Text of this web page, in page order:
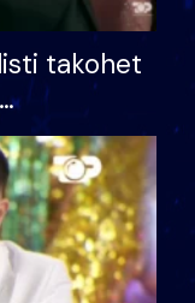
takohet
letër